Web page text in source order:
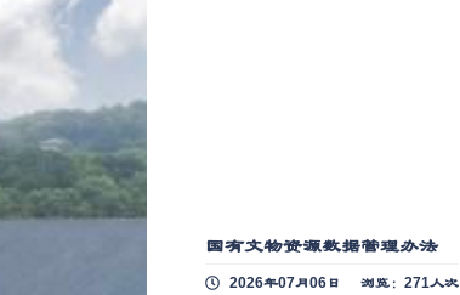
国有文物资源数据管理办法
2026年07月06日 浏览：271人次